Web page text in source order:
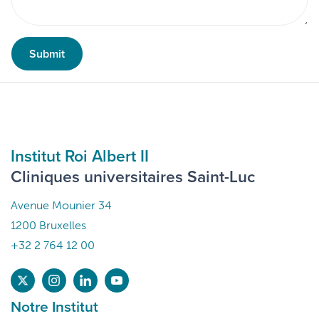
Submit
Institut Roi Albert II
Cliniques universitaires Saint-Luc
Avenue Mounier 34
1200 Bruxelles
+32 2 764 12 00
Notre Institut